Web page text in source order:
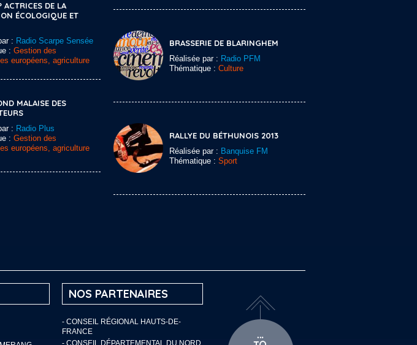
ACTRICES DE LA
ÉCOLOGIQUE ET
: Radio Scarpe Sensée
: Gestion des
européens, agriculture
MALAISE DES
: Radio Plus
: Gestion des
européens, agriculture
BRASSERIE DE BLARINGHEM
Réalisée par : Radio PFM
Thématique : Culture
RALLYE DU BÉTHUNOIS 2013
Réalisée par : Banquise FM
Thématique : Sport
NOS PARTENAIRES
- CONSEIL RÉGIONAL HAUTS-DE-
FRANCE
- CONSEIL DÉPARTEMENTAL DU NORD